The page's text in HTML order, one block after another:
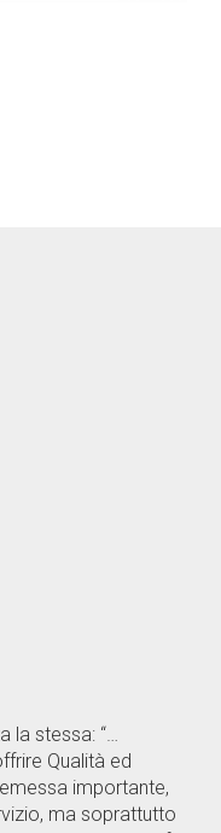
la stessa: “…
Qualità ed
importante,
ma soprattutto